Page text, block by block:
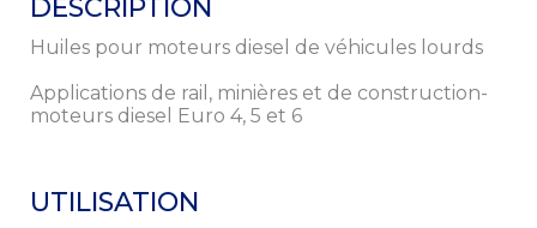
DESCRIPTION
Huiles pour moteurs diesel de véhicules lourds
Applications de rail, minières et de construction-
moteurs diesel Euro 4, 5 et 6
UTILISATION
Téléphone
*
Email
Société